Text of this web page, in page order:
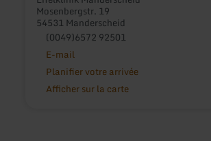
Mosenbergstr. 19
54531 Manderscheid
(0049)6572 92501
E-mail
Planifier votre arrivée
Afficher sur la carte